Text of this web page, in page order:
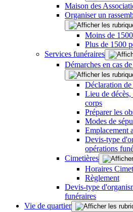
Maison des
Organiser un
Moins de
Plus de 1500
Services funéraires
Démarches en cas
Déclaration de
Lieu de
corps
Préparer les
Modes de
Emplacement
Devis-type
opérations
Cimetières
Horaires
Règlement
Devis-type
funéraires
Vie de quartier